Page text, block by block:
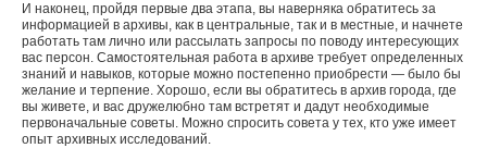
И наконец, пройдя первые два этапа, вы наверняка обратитесь за
информацией в архивы, как в центральные, так и в местные, и начнете
работать там лично или рассылать запросы по поводу интересующих
вас персон. Самостоятельная работа в архиве требует определенных
знаний и навыков, которые можно постепенно приобрести — было бы
желание и терпение. Хорошо, если вы обратитесь в архив города, где
вы живете, и вас дружелюбно там встретят и дадут необходимые
первоначальные советы. Можно спросить совета у тех, кто уже имеет
опыт архивных исследований.